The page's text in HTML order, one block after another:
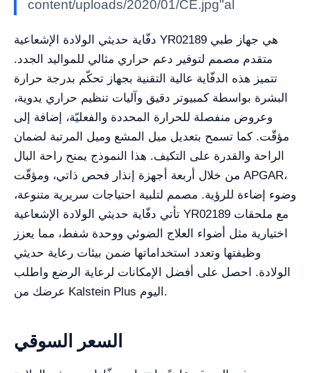
content/uploads/2020/01/CE.jpg"al
دفّاية حديثي الولادة الإشعاعية YR02189 هي جهاز طبي
متقدم مصمم لتوفير دعم حراري مثالي للمواليد الجدد.
تتميز هذه الدفّاية عالية التقنية بجهاز تحكّم بدرجة حرارة
البشرة بواسطة كمبيوتر دقيق وآليات تنظيم حراري يدوية،
وعروض منفصلة للحرارة المحددة والفعليّة، إضافة إلى
مؤقّت. كما تسمح بتعديل ميل المشع وميل المرتبة لضمان
الراحة والقدرة على التكيف. هذا النموذج يمنح راحة البال
من خلال أربعة أجهزة إنذار فحص ذاتي، ومؤقّت APGAR،
وضوء إضاءة للرؤية. مصمم لتلبية احتياجات سريرية متنوعة،
تأتي دفّاية حديثي الولادة الإشعاعية YR02189 مع ملحقات
اختيارية مثل أضواء العلاج الضوئي ووحدة شفط، مما يعزز
وظيفتها وتعدد استخداماتها ضمن بيئات رعاية حديثي
الولادة. احصل على أفضل الإمكانات لرعاية الرضع واطلب
عرضك من Kalstein Plus اليوم.
السعر السوقي